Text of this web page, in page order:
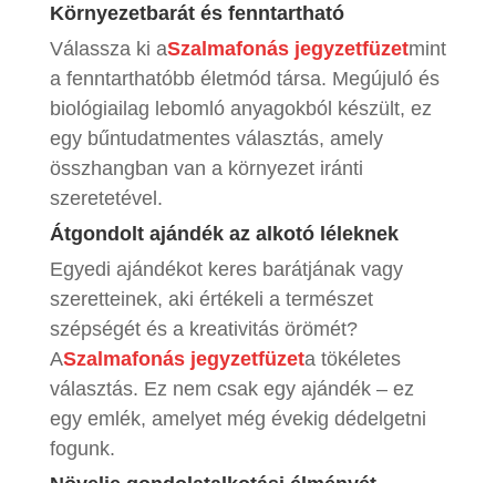
Környezetbarát és fenntartható
Válassza ki aSzalmafonás jegyzetfüzetmint
a fenntarthatóbb életmód társa. Megújuló és
biológiailag lebomló anyagokból készült, ez
egy bűntudatmentes választás, amely
összhangban van a környezet iránti
szeretetével.
Átgondolt ajándék az alkotó léleknek
Egyedi ajándékot keres barátjának vagy
szeretteinek, aki értékeli a természet
szépségét és a kreativitás örömét?
ASzalmafonás jegyzetfüzeta tökéletes
választás. Ez nem csak egy ajándék – ez
egy emlék, amelyet még évekig dédelgetni
fogunk.